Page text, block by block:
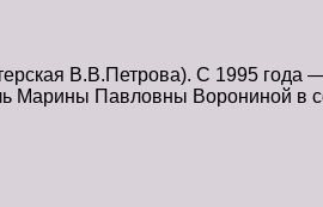
В.В.Петрова). С 1995 года —
Павловны Ворониной в